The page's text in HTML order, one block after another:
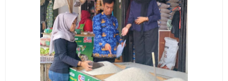
Uniku Jadi Tuan Rumah Pendampingan Penyusunan
Dokumen SPMI
Sudahkah Kita Merdeka Dari Hawa Nafsu?
Info Sembako di Pasar Kepuh Kuningan Kamis 6
Agustus 2026, Daging Naik, Telur Turun
Agenda Kegiatan Bupati Kuningan Jumat 7 Agustus